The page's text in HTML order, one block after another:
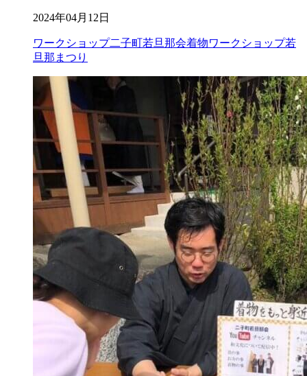
2024年04月12日
ワークショップ二子町若旦那会着物ワークショップ若
旦那まつり